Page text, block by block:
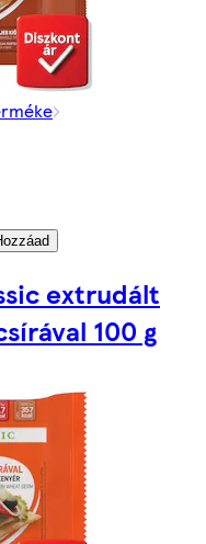
extrudált
100 g